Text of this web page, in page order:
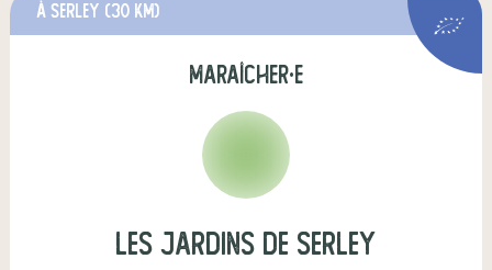
à Serley (30 km)
maraîcher·e
Les Jardins de Serley